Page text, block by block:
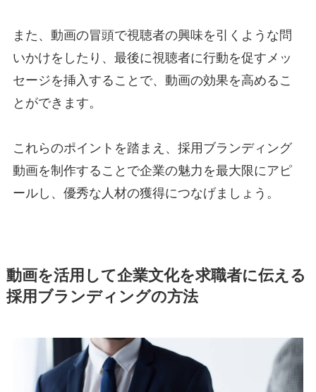
また、動画の冒頭で視聴者の興味を引くような問
いかけをしたり、最後に視聴者に行動を促すメッ
セージを挿入することで、動画の効果を高めるこ
とができます。
これらのポイントを踏まえ、採用ブランディング
動画を制作することで企業の魅力を最大限にアピ
ールし、優秀な人材の獲得につなげましょう。
動画を活用して企業文化を求職者に伝える
採用ブランディングの方法